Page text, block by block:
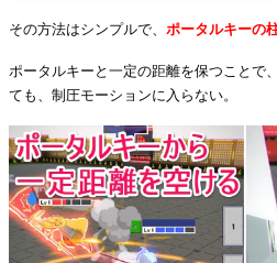
その方法はシンプルで、 ポータルキーの
ポータルキーと一定の距離を保つことで
ても、制圧モーションに入らない。